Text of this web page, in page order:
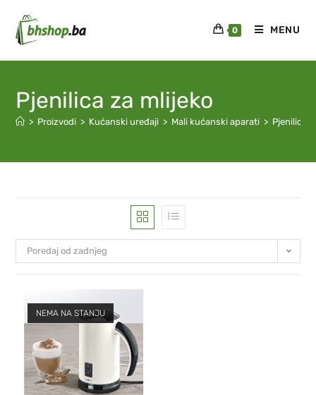
0 MENU
Pjenilica za mlijeko
> Proizvodi > Kućanski uređaji > Mali kućanski aparati > Pjenilica
Poredaj od zadnjeg
NEMA NA STANJU